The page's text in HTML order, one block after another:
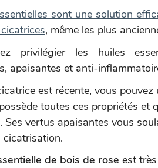
sont une solution
, même les plus
privilégier les huiles
apaisantes et anti-
est récente, vous pouvez
toutes ces propriétés et
Ses vertus apaisantes vous
cicatrisation.
de bois de rose est